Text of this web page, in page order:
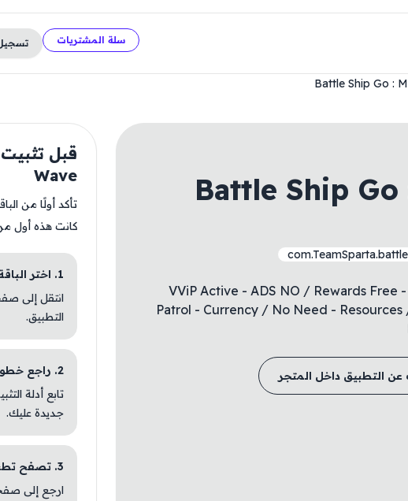
سلة المشتريات
Battle Ship Go :
Battle Ship
- VViP Active - ADS NO / Rewards
Patrol - Currency / No Need -
عن التطبيق داخل المتجر
Wave
تأكد أولًا من
كانت هذه أول
1. اختر الباقة المناسبة
انتقل إلى
التطبيق.
2. راجع خطوات التثبيت
تابع أدلة
جديدة عليك.
3. تصفح تطبيقات مشابهة
ارجع إلى